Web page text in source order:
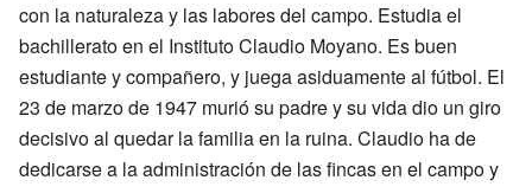
con la naturaleza y las labores del campo. Estudia el
bachillerato en el Instituto Claudio Moyano. Es buen
estudiante y compañero, y juega asiduamente al fútbol. El
23 de marzo de 1947 murió su padre y su vida dio un giro
decisivo al quedar la familia en la ruina. Claudio ha de
dedicarse a la administración de las fincas en el campo y